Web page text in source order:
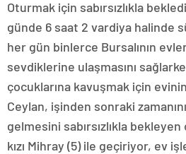
Oturmak için sabırsızlıkla
günde 6 saat 2 vardiya halinde
her gün binlerce Bursalının
sevdiklerine ulaşmasını
çocuklarına kavuşmak için
Ceylan, işinden sonraki
gelmesini sabırsızlıkla
kızı Mihray (5) ile geçiriyor, ev